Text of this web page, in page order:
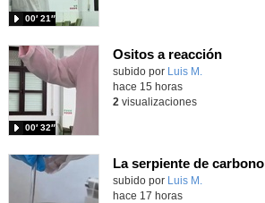
00′ 21″
Ositos a reacción
Contenido educativo.
subido por Luis M.
00′ 32″
hace 15 horas
2 visualizaciones
La serpiente de carbono
Contenido educativo.
subido por Luis M.
hace 17 horas